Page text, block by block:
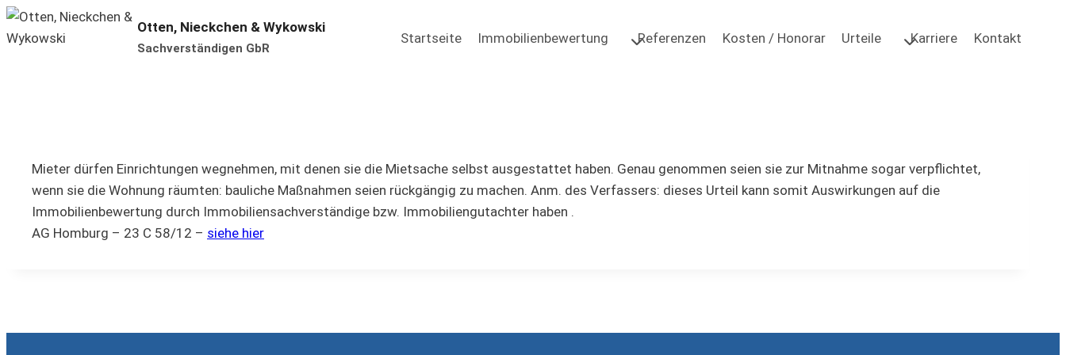
Zum
Inhalt
Otten, Nieckchen & Wykowski
Sachverständigen GbR
Startseite Immobilienbewertung Referenzen Kosten / Honorar Urteile Karriere Kontakt
Mieter dürfen Einrichtungen wegnehmen, mit denen sie die Mietsache selbst ausgestattet haben. Genau genommen seien sie zur Mitnahme sogar verpflichtet,
wenn sie die Wohnung räumten: bauliche Maßnahmen seien rückgängig zu machen. Anm. des Verfassers: dieses Urteil kann somit Auswirkungen auf die
Immobilienbewertung durch Immobiliensachverständige bzw. Immobiliengutachter haben .
AG Homburg – 23 C 58/12 – siehe hier